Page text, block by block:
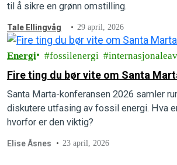
til å sikre en grønn omstilling.
Tale Ellingvåg 29 april, 2026
Energi fossilenergi
Fire ting du bør vite om Santa
Santa Marta-konferansen 2026 samler
diskutere utfasing av fossil energi. Hva
hvorfor er den viktig?
Elise Åsnes 23 april, 2026